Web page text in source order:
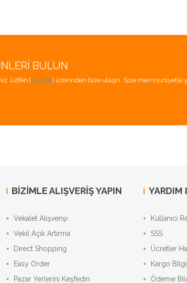
BULUN
lütfen [burada] üzerinden bize ulaşın. Size memnuniyetle
BIZIMLE ALIŞVERIŞ YAPIN
Vekalet Alışverişi
Vekil Açık Artırma
Direct Shopping
Easy Order
Pazar Yerlerini Keşfedin
YARDIM
Kullanıcı
SSS
Ücretler
Kargo
Ödeme